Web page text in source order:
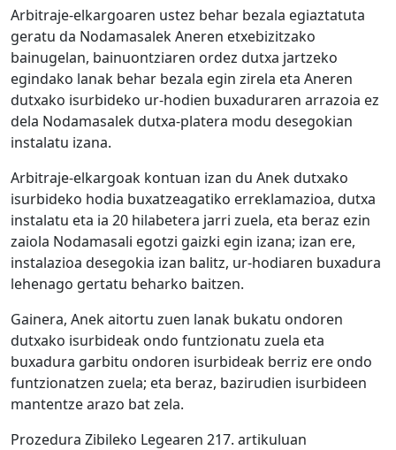
Arbitraje-elkargoaren ustez behar bezala egiaztatuta
geratu da Nodamasalek Aneren etxebizitzako
bainugelan, bainuontziaren ordez dutxa jartzeko
egindako lanak behar bezala egin zirela eta Aneren
dutxako isurbideko ur-hodien buxaduraren arrazoia ez
dela Nodamasalek dutxa-platera modu desegokian
instalatu izana.
Arbitraje-elkargoak kontuan izan du Anek dutxako
isurbideko hodia buxatzeagatiko erreklamazioa, dutxa
instalatu eta ia 20 hilabetera jarri zuela, eta beraz ezin
zaiola Nodamasali egotzi gaizki egin izana; izan ere,
instalazioa desegokia izan balitz, ur-hodiaren buxadura
lehenago gertatu beharko baitzen.
Gainera, Anek aitortu zuen lanak bukatu ondoren
dutxako isurbideak ondo funtzionatu zuela eta
buxadura garbitu ondoren isurbideak berriz ere ondo
funtzionatzen zuela; eta beraz, bazirudien isurbideen
mantentze arazo bat zela.
Prozedura Zibileko Legearen 217. artikuluan